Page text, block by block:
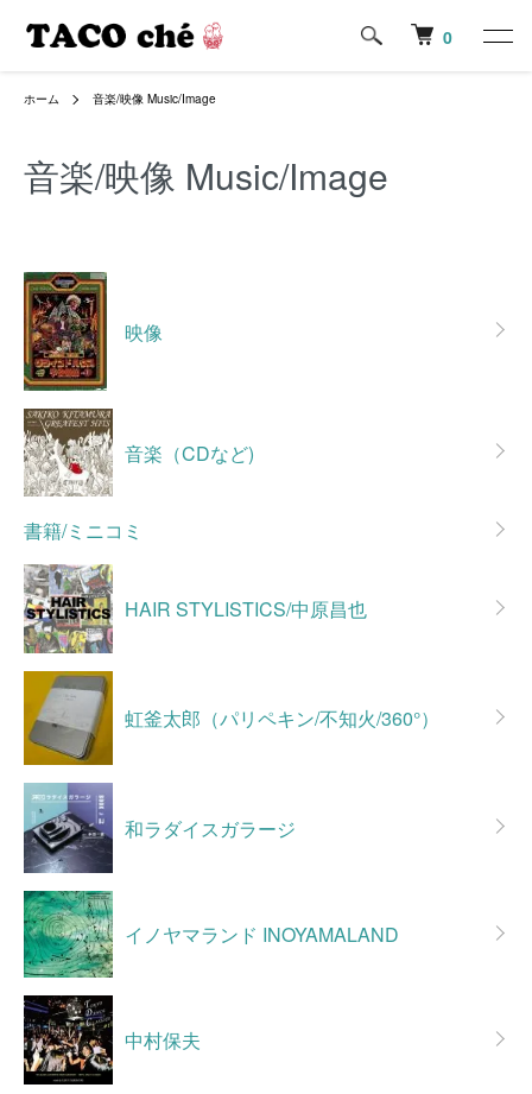
0
ホーム 音楽/映像 Music/Image
音楽/映像 Music/Image
映像
音楽（CDなど)
書籍/ミニコミ
HAIR STYLISTICS/中原昌也
虹釜太郎（パリペキン/不知火/360°）
和ラダイスガラージ
イノヤマランド INOYAMALAND
中村保夫